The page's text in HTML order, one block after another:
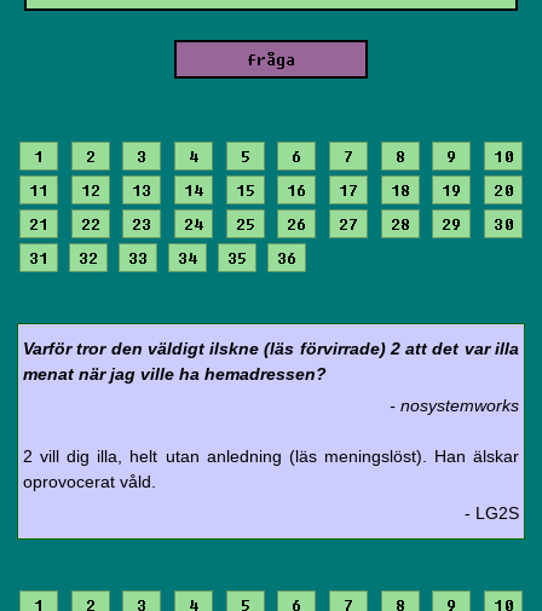
1 2 3 4 5 6 7 8 9
10
11
12 13 14 15 16 17 18 19
20
21
22 23 24 25 26 27 28 29
30
31
32 33 34 35 36
Varför tror den väldigt ilskne (läs förvirrade) 2 att det var illa
menat när jag ville ha hemadressen?
- nosystemworks
2 vill dig illa, helt utan anledning (läs meningslöst). Han älskar
oprovocerat våld.
- LG2S
1 2 3 4 5 6 7 8 9 10